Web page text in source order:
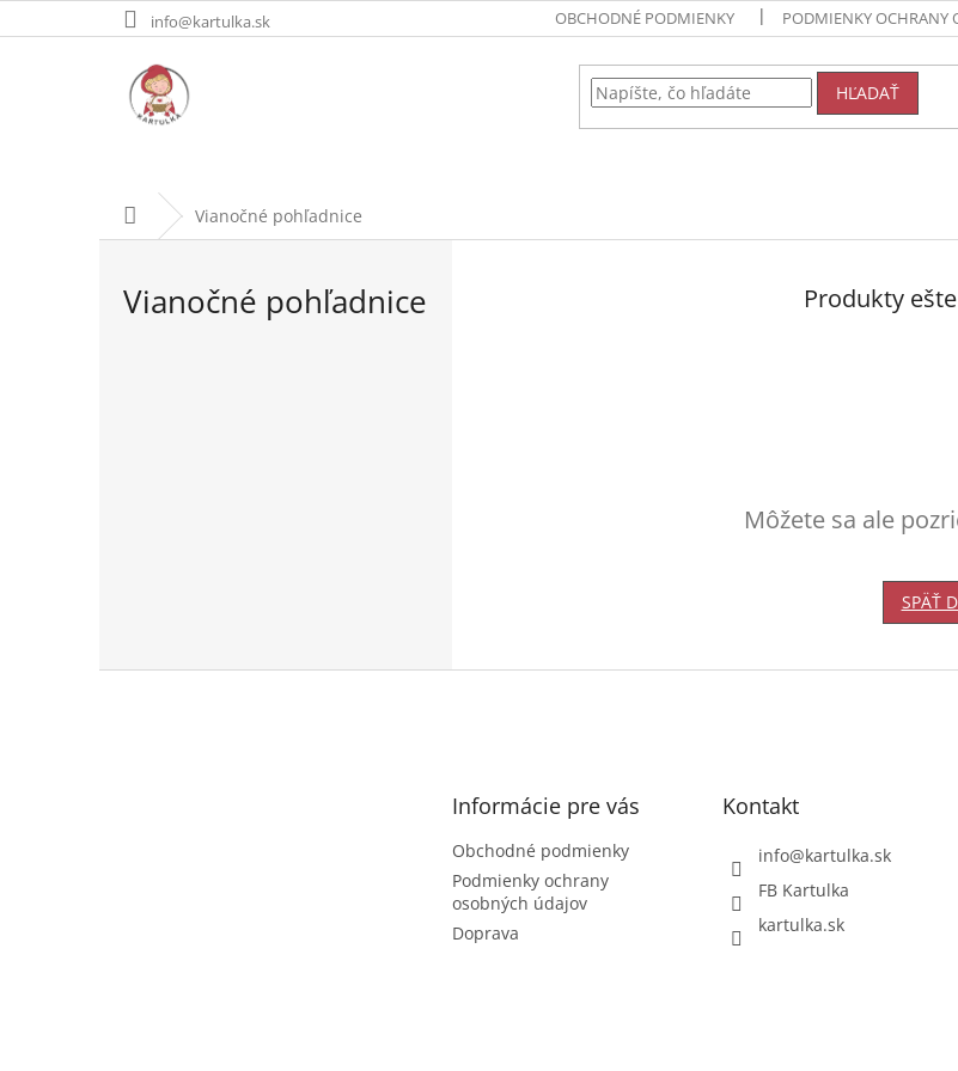
na
info@kartulka.sk OBCHODNÉ PODMIENKY PODMIENKY OCHRANY
HĽADAŤ
DomovVianočné pohľadnice
Vianočné pohľadnice Produkty
Môžete sa ale
SPÄŤ
Informácie pre vás
Obchodné podmienky
Podmienky ochrany
osobných údajov
Doprava
Kontakt
info@kartulka.sk
FB Kartulka
kartulka.sk